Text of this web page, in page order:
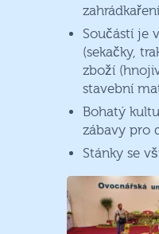
zahrádkaření
Součástí je
(sekačky,
zboží
stavební
Bohatý
zábavy pro
Stánky se